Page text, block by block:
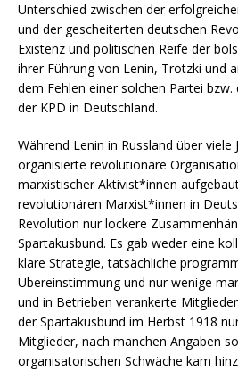
Unterschied zwischen der
und der gescheiterten deutschen
Existenz und politischen Reife der
ihrer Führung von Lenin, Trotzki und
dem Fehlen einer solchen Partei
der KPD in Deutschland.
Während Lenin in Russland über viele
organisierte revolutionäre
marxistischer Aktivist*innen
revolutionären Marxist*innen in
Revolution nur lockere
Spartakusbund. Es gab weder eine
klare Strategie, tatsächliche
Übereinstimmung und nur wenige
und in Betrieben verankerte
der Spartakusbund im Herbst 1918
Mitglieder, nach manchen Angaben
organisatorischen Schwäche kam